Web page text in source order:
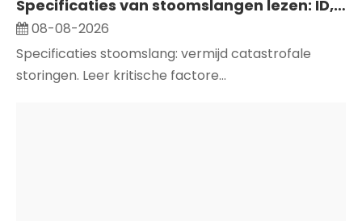
Specificaties van stoomslangen lezen: ID, OD, WP, BP en buigradius
08-08-2026
Specificaties stoomslang: vermijd catastrofale
storingen. Leer kritische factore...